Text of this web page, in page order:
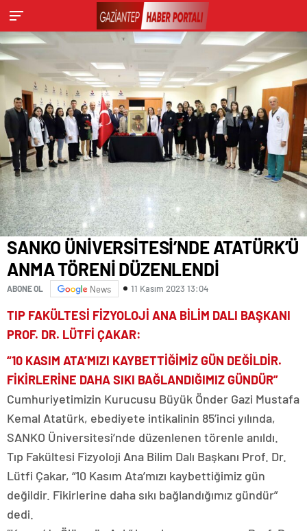
SANKO ÜNİVERSİTESİ’NDE ATATÜRK’Ü
ANMA TÖRENİ DÜZENLENDİ
ABONE OL News 11 Kasım 2023 13:04
TIP FAKÜLTESİ FİZYOLOJİ ANA BİLİM DALI BAŞKANI
PROF. DR. LÜTFİ ÇAKAR:
“10 KASIM ATA’MIZI KAYBETTİĞİMİZ GÜN DEĞİLDİR.
FİKİRLERİNE DAHA SIKI BAĞLANDIĞIMIZ GÜNDÜR”
Cumhuriyetimizin Kurucusu Büyük Önder Gazi Mustafa
Kemal Atatürk, ebediyete intikalinin 85’inci yılında,
SANKO Üniversitesi’nde düzenlenen törenle anıldı.
Tıp Fakültesi Fizyoloji Ana Bilim Dalı Başkanı Prof. Dr.
Lütfi Çakar, “10 Kasım Ata’mızı kaybettiğimiz gün
değildir. Fikirlerine daha sıkı bağlandığımız gündür”
dedi.